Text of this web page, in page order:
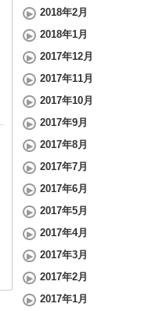
2018年2月
2018年1月
2017年12月
2017年11月
2017年10月
2017年9月
2017年8月
2017年7月
2017年6月
2017年5月
2017年4月
2017年3月
2017年2月
2017年1月